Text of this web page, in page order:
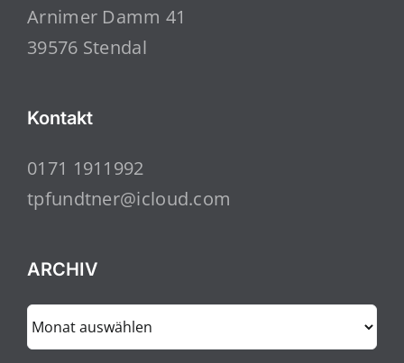
Arnimer Damm 41
39576 Stendal
Kontakt
0171 1911992
tpfundtner@icloud.com
ARCHIV
ARCHIV